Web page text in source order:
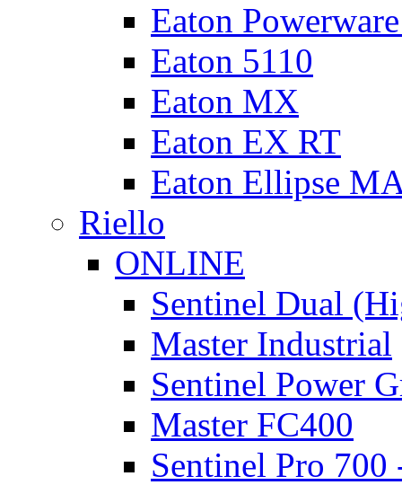
Eaton
Eaton 5110
Eaton MX
Eaton EX RT
Eaton Ellipse
Riello
ONLINE
Sentinel Dual
Master Industrial
Sentinel Power
Master FC400
Sentinel Pro 700